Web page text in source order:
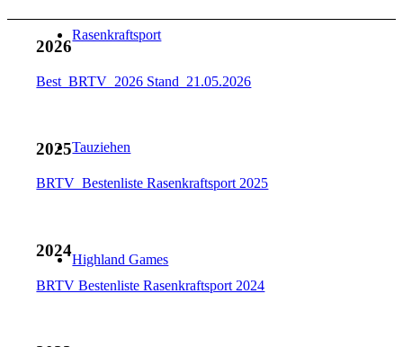
Rasenkraftsport
Tauziehen
Highland Games
2026
Best_BRTV_2026 Stand_21.05.2026
2025
BRTV_Bestenliste Rasenkraftsport 2025
2024
BRTV Bestenliste Rasenkraftsport 2024